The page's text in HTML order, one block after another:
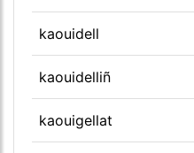
kaouidell
kaouidelliñ
kaouigellat